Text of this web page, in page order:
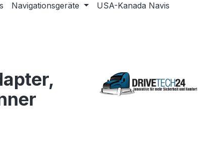
Navigationsgeräte
USA-Kanada Navis